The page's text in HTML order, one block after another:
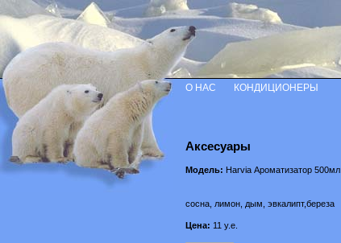
Аксесуары
Модель: Harvia Ароматизатор 500мл
сосна, лимон, дым, эвкалипт,береза
Цена: 11 у.е.
О НАС КОНДИЦИОНЕРЫ